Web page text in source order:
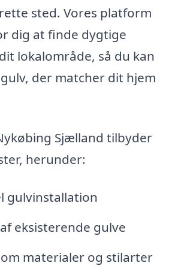
sted. Vores platform
dig at finde dygtige
lokalområde, så du kan
der matcher dit hjem
Sjælland tilbyder
herunder:
gulvinstallation
eksisterende gulve
materialer og stilarter